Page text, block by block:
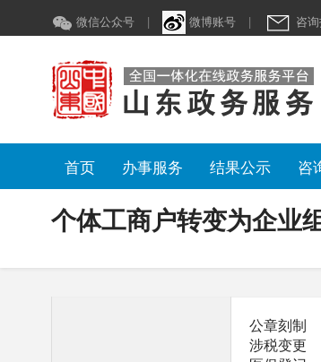
微信公众号 | 微博账号 | 咨
首页 办事服务 结果公示 咨
个体工商户转变为企业
个体工商户转变为企业
公章刻制
涉税变更